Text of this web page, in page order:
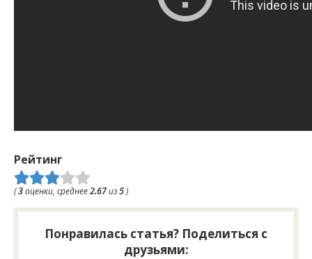
Рейтинг
(3оценки, среднее2.67из5)
Понравилась статья? Поделиться с
друзьями: